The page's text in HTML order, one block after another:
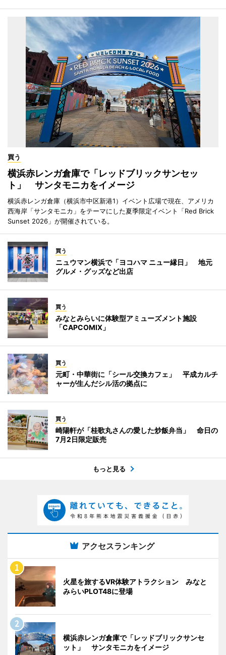
買う
横浜赤レンガ倉庫で「レッドブリックサンセッ
ト」 サンタモニカをイメージ
横浜赤レンガ倉庫（横浜市中区新港1）イベント広場で現在、アメリカ
西海岸「サンタモニカ」をテーマにした夏季限定イベント「Red Brick
Sunset 2026」が開催されている。
買う
ニュウマン横浜で「ヨコハマ ニュー縁日」 地元
グルメ・グッズなど出店
買う
みなとみらいに体験型アミューズメント施設
「CAPCOMIX」
買う
元町・中華街に「シール交換カフェ」 平成カルチ
ャーが生んだシル活の拠点に
買う
崎陽軒が「桂歌丸さんの愛した炒飯弁当」 命日の
7月2日限定販売
もっと見る
アクセスランキング
火星を旅するVR体験アトラクション みなと
みらいPLOT48に登場
横浜赤レンガ倉庫で「レッドブリックサンセ
ット」 サンタモニカをイメージ